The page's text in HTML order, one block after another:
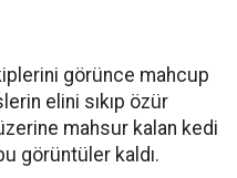
görünce mahcup
elini sıkıp özür
mahsur kalan kedi
görüntüler kaldı.